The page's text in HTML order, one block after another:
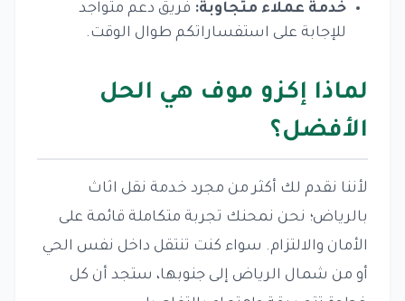
خدمة عملاء متجاوبة: فريق دعم متواجد
للإجابة على استفساراتكم طوال الوقت.
لماذا إكزو موف هي الحل
الأفضل؟
لأننا نقدم لك أكثر من مجرد خدمة نقل اثاث
بالرياض؛ نحن نمحنك تجربة متكاملة قائمة على
الأمان والالتزام. سواء كنت تنتقل داخل نفس الحي
أو من شمال الرياض إلى جنوبها، ستجد أن كل